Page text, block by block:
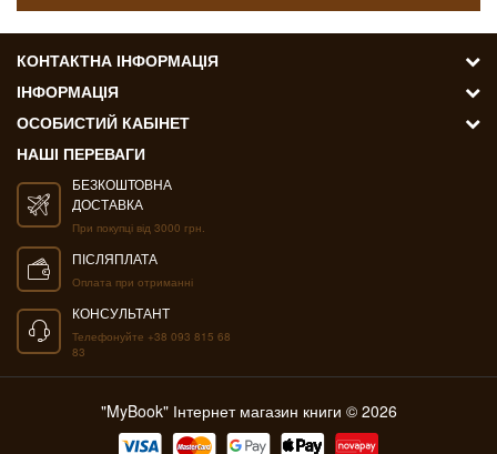
КОНТАКТНА ІНФОРМАЦІЯ
ІНФОРМАЦІЯ
ОСОБИСТИЙ КАБІНЕТ
НАШІ ПЕРЕВАГИ
БЕЗКОШТОВНА
ДОСТАВКА
При покупці від 3000 грн.
ПІСЛЯПЛАТА
Оплата при отриманні
КОНСУЛЬТАНТ
Телефонуйте +38 093 815 68
83
"MyBook" Інтернет магазин книги © 2026